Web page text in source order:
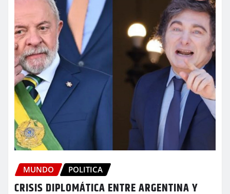
MUNDO POLITICA
CRISIS DIPLOMÁTICA ENTRE ARGENTINA Y